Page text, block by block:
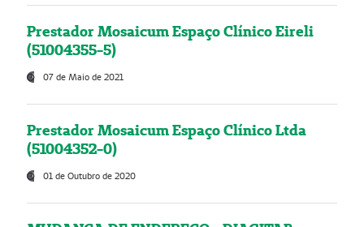
Prestador Mosaicum Espaço Clínico Eireli
(51004355-5)
07 de Maio de 2021
Prestador Mosaicum Espaço Clínico Ltda
(51004352-0)
01 de Outubro de 2020